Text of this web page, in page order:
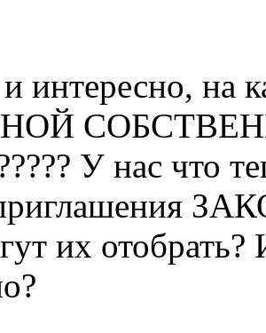
интересно, на
У нас что
их